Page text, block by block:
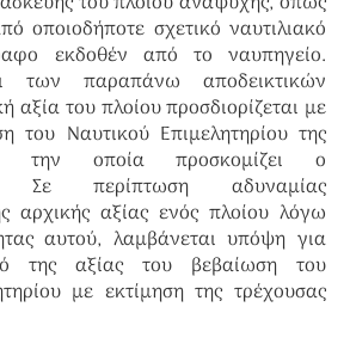
οποιοδήποτε σχετικό ναυτιλιακό
εκδοθέν από το ναυπηγείο.
των παραπάνω αποδεικτικών
αξία του πλοίου προσδιορίζεται με
του Ναυτικού Επιμελητηρίου της
την οποία προσκομίζει ο
Σε περίπτωση αδυναμίας
αρχικής αξίας ενός πλοίου λόγω
αυτού, λαμβάνεται υπόψη για
της αξίας του βεβαίωση του
με εκτίμηση της τρέχουσας